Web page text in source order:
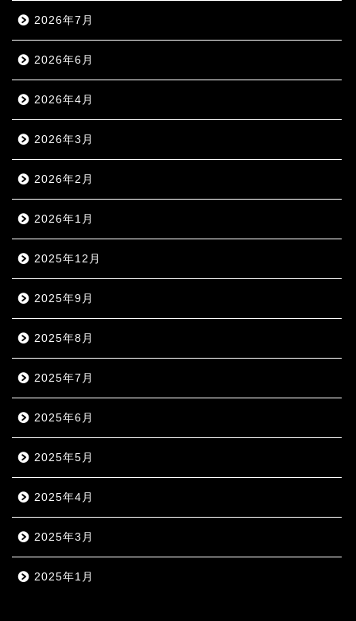
2026年7月
2026年6月
2026年4月
2026年3月
2026年2月
2026年1月
2025年12月
2025年9月
2025年8月
2025年7月
2025年6月
2025年5月
2025年4月
2025年3月
2025年1月